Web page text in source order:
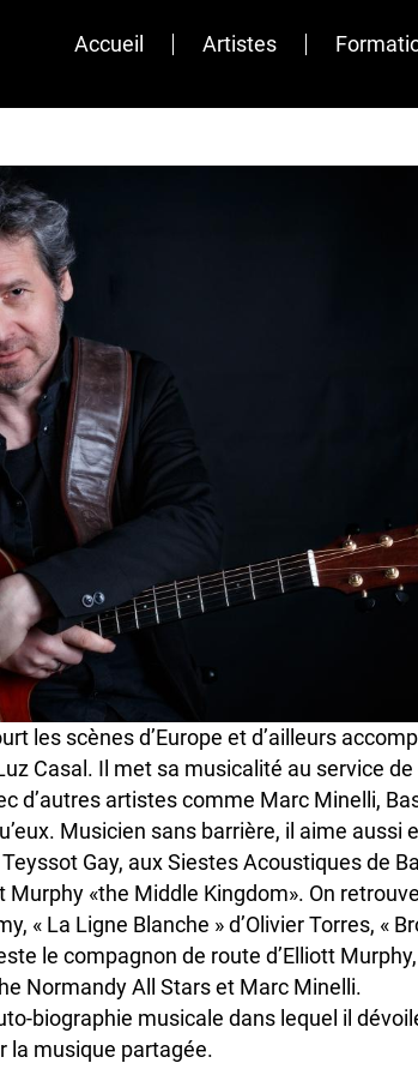
Accueil Artistes
les scènes d’Europe et d’ailleurs
Casal. Il met sa musicalité au service
d’autres artistes comme Marc Minelli,
Musicien sans barrière, il aime aussi
Gay, aux Siestes Acoustiques de
«the Middle Kingdom». On
« La Ligne Blanche » d’Olivier Torres, «
le compagnon de route d’Elliott
Normandy All Stars et Marc Minelli.
biographie musicale dans lequel il
la musique partagée.